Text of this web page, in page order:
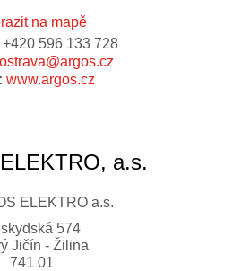
na mapě
+420 596 133 728
ostrava@argos.cz
www.argos.cz
a.s.
574
Jičín - Žilina
741 01